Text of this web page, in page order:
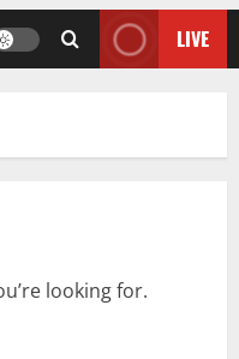
LIVE
looking for.